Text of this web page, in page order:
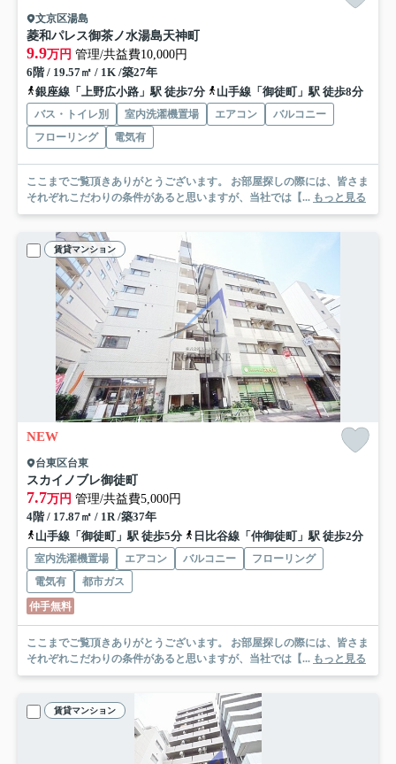
文京区湯島
菱和パレス御茶ノ水湯島天神町
9.9万円 管理/共益費10,000円
6階 / 19.57㎡ / 1K /築27年
銀座線「上野広小路」駅 徒歩7分
山手線「御徒町」駅 徒歩8分
バス・トイレ別 室内洗濯機置場 エアコン
バルコニー
フローリング
電気有
ここまでご覧頂きありがとうございます。 お部屋探しの際には、皆さま
それぞれこだわりの条件があると思いますが、当社では【... もっと見る
賃貸マンション
NEW
台東区台東
スカイノブレ御徒町
7.7万円 管理/共益費5,000円
4階 / 17.87㎡ / 1R /築37年
山手線「御徒町」駅 徒歩5分
日比谷線「仲御徒町」駅 徒歩2分
室内洗濯機置場 エアコン バルコニー
フローリング
電気有
都市ガス
仲手無料
ここまでご覧頂きありがとうございます。 お部屋探しの際には、皆さま
それぞれこだわりの条件があると思いますが、当社では【... もっと見る
賃貸マンション